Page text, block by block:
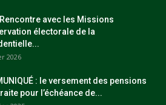
Rencontre avec les Missions
électorale de la
2026
: le versement des pensions
pour l’échéance de...